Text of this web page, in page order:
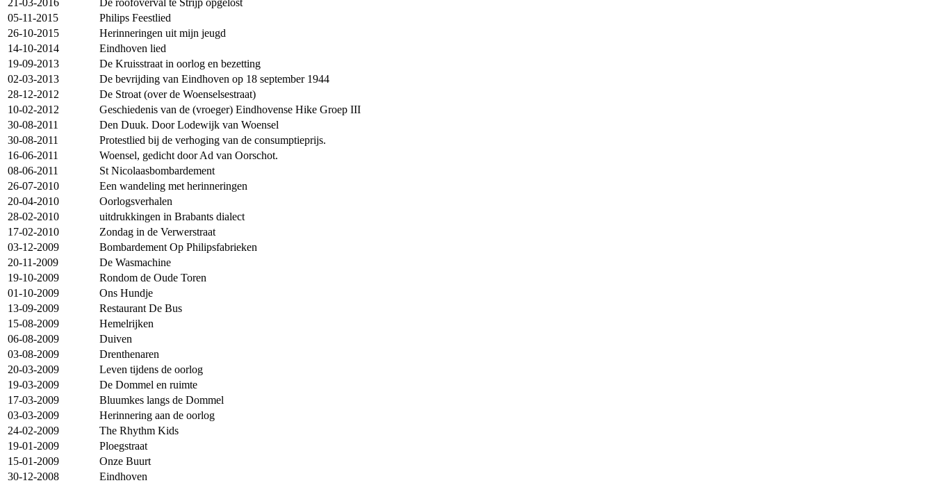
21-03-2016
De roofoverval te Strijp opgelost
05-11-2015
Philips Feestlied
26-10-2015
Herinneringen uit mijn jeugd
14-10-2014
Eindhoven lied
19-09-2013
De Kruisstraat in oorlog en bezetting
02-03-2013
De bevrijding van Eindhoven op 18 september 1944
28-12-2012
De Stroat (over de Woenselsestraat)
10-02-2012
Geschiedenis van de (vroeger) Eindhovense Hike Groep III
30-08-2011
Den Duuk. Door Lodewijk van Woensel
30-08-2011
Protestlied bij de verhoging van de consumptieprijs.
16-06-2011
Woensel, gedicht door Ad van Oorschot.
08-06-2011
St Nicolaasbombardement
26-07-2010
Een wandeling met herinneringen
20-04-2010
Oorlogsverhalen
28-02-2010
uitdrukkingen in Brabants dialect
17-02-2010
Zondag in de Verwerstraat
03-12-2009
Bombardement Op Philipsfabrieken
20-11-2009
De Wasmachine
19-10-2009
Rondom de Oude Toren
01-10-2009
Ons Hundje
13-09-2009
Restaurant De Bus
15-08-2009
Hemelrijken
06-08-2009
Duiven
03-08-2009
Drenthenaren
20-03-2009
Leven tijdens de oorlog
19-03-2009
De Dommel en ruimte
17-03-2009
Bluumkes langs de Dommel
03-03-2009
Herinnering aan de oorlog
24-02-2009
The Rhythm Kids
19-01-2009
Ploegstraat
15-01-2009
Onze Buurt
30-12-2008
Eindhoven